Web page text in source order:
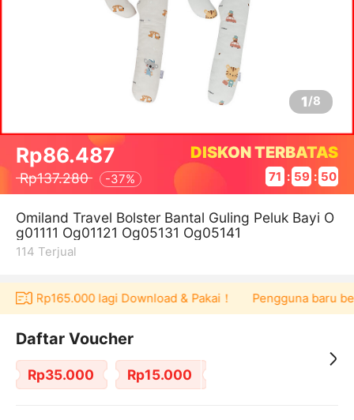
1/8
Rp86.487
Rp137.280 -37%
DISKON TERBATAS
71 : 59 : 50
Omiland Travel Bolster Bantal Guling Peluk Bayi O
g01111 Og01121 Og05131 Og05141
114 Terjual
Rp165.000 lagi Download & Pakai！ Pengguna baru
Daftar Voucher
Rp35.000 Rp15.000